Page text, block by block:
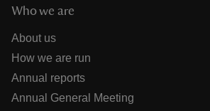
Who we are
About us
How we are run
Annual reports
Annual General Meeting